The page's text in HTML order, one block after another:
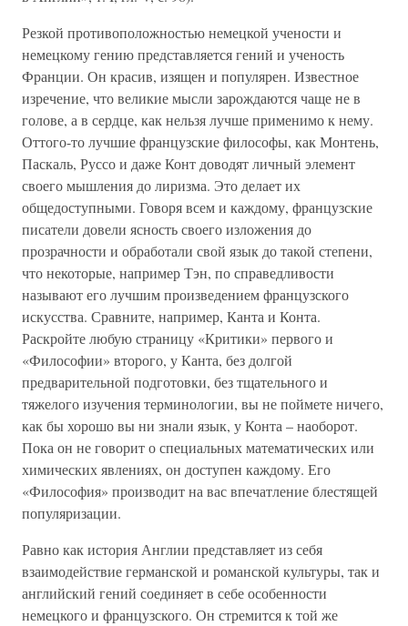
Резкой противоположностью немецкой учености и
немецкому гению представляется гений и ученость
Франции. Он красив, изящен и популярен. Известное
изречение, что великие мысли зарождаются чаще не в
голове, а в сердце, как нельзя лучше применимо к нему.
Оттого-то лучшие французские философы, как Монтень,
Паскаль, Руссо и даже Конт доводят личный элемент
своего мышления до лиризма. Это делает их
общедоступными. Говоря всем и каждому, французские
писатели довели ясность своего изложения до
прозрачности и обработали свой язык до такой степени,
что некоторые, например Тэн, по справедливости
называют его лучшим произведением французского
искусства. Сравните, например, Канта и Конта.
Раскройте любую страницу «Критики» первого и
«Философии» второго, у Канта, без долгой
предварительной подготовки, без тщательного и
тяжелого изучения терминологии, вы не поймете ничего,
как бы хорошо вы ни знали язык, у Конта – наоборот.
Пока он не говорит о специальных математических или
химических явлениях, он доступен каждому. Его
«Философия» производит на вас впечатление блестящей
популяризации.
Равно как история Англии представляет из себя
взаимодействие германской и романской культуры, так и
английский гений соединяет в себе особенности
немецкого и французского. Он стремится к той же